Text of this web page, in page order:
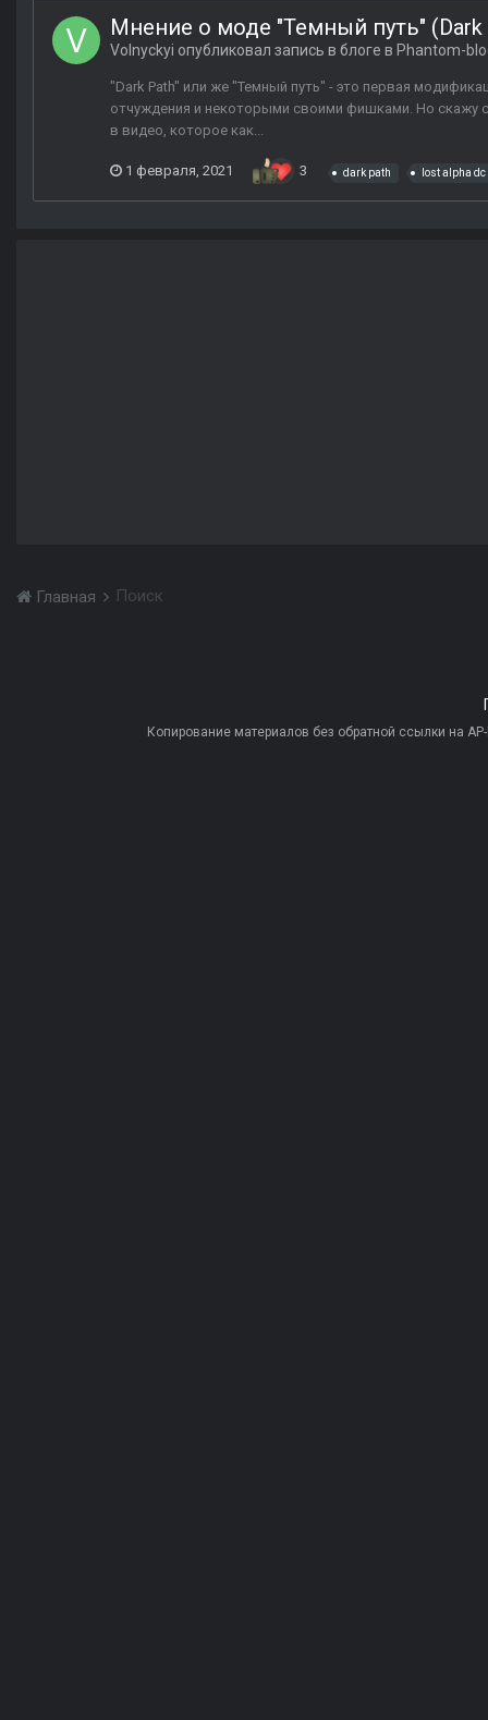
Мнение о моде "Темный путь" (Dark
Volnyckyi опубликовал запись в блоге в Phantom-
"Dark Path" или же "Темный путь" - это первая
отчуждения и некоторыми своими фишками. Но скажу
в видео, которое как...
1 февраля, 2021 3 dark path lost alpha dc
Главная Поиск
Копирование материалов без обратной ссылки на